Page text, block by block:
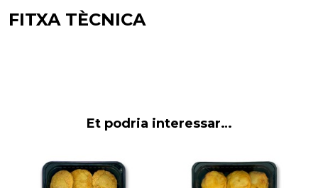
FITXA TÈCNICA
Et podria interessar…